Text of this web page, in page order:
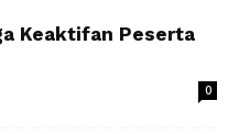
Keaktifan Peserta
0